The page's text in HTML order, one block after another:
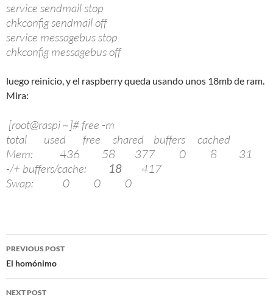
service sendmail stop
chkconfig sendmail off
service messagebus stop
chkconfig messagebus off
luego reinicio, y el raspberry queda usando unos 18mb de ram.
Mira:
[root@raspi ~]# free -m
total used free shared buffers cached
Mem: 436 58 377 0 8 31
-/+ buffers/cache:
18
417
Swap: 0 0 0
Post
navigation
PREVIOUS POST
El homónimo
NEXT POST